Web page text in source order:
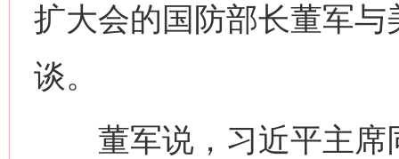
扩大会的国防部长董军
谈。
董军说，习近平主席